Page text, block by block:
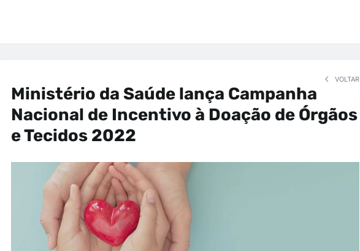
VOLTAR
Ministério da Saúde lança Campanha
Nacional de Incentivo à Doação de Órgãos
e Tecidos 2022